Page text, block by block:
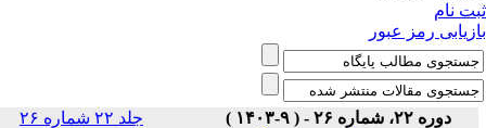
نام
رمز عبور
دوره ۲۲، شماره ۲۶ - ( ۹-۱۴۰۳ )
جلد ۲۲ شماره ۲۶